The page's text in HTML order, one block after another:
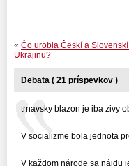
« Čo urobia Českí a
Ukrajinu?
Debata ( 21 príspevkov )
trnavsky blazon je iba zivy
V socializme bola jednota
V každom národe sa nájdu